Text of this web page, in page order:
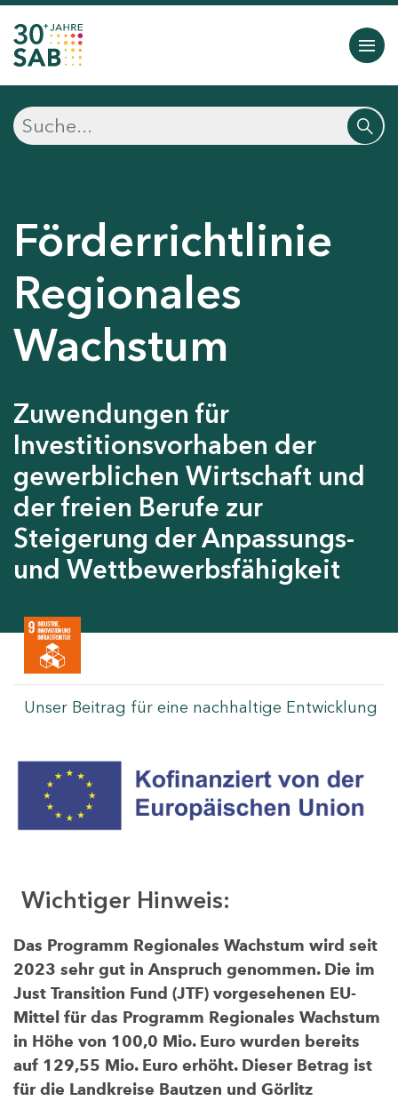
Förderrichtlinie
Regionales
Wachstum
Zuwendungen für
Investitionsvorhaben der
gewerblichen Wirtschaft und
der freien Berufe zur
Steigerung der Anpassungs-
und Wettbewerbsfähigkeit
Unser Beitrag für eine nachhaltige Entwicklung
Wichtiger Hinweis:
Das Programm Regionales Wachstum wird seit
2023 sehr gut in Anspruch genommen. Die im
Just Transition Fund (JTF) vorgesehenen EU-
Mittel für das Programm Regionales Wachstum
in Höhe von 100,0 Mio. Euro wurden bereits
auf 129,55 Mio. Euro erhöht. Dieser Betrag ist
für die Landkreise Bautzen und Görlitz